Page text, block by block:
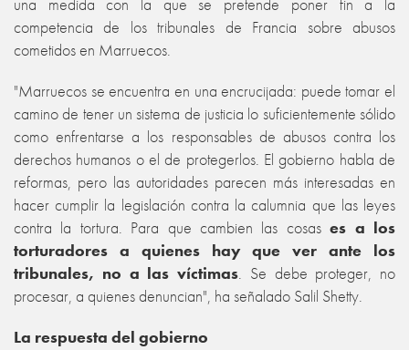
competencia de los tribunales de Francia sobre abusos
cometidos en Marruecos.
"Marruecos se encuentra en una encrucijada: puede tomar el
camino de tener un sistema de justicia lo suficientemente sólido
como enfrentarse a los responsables de abusos contra los
derechos humanos o el de protegerlos. El gobierno habla de
reformas, pero las autoridades parecen más interesadas en
hacer cumplir la legislación contra la calumnia que las leyes
contra la tortura. Para que cambien las cosases a los
torturadores a quienes hay que ver ante los
tribunales, no a las víctimas. Se debe proteger, no
procesar, a quienes denuncian", ha señalado Salil Shetty.
La respuesta del gobierno